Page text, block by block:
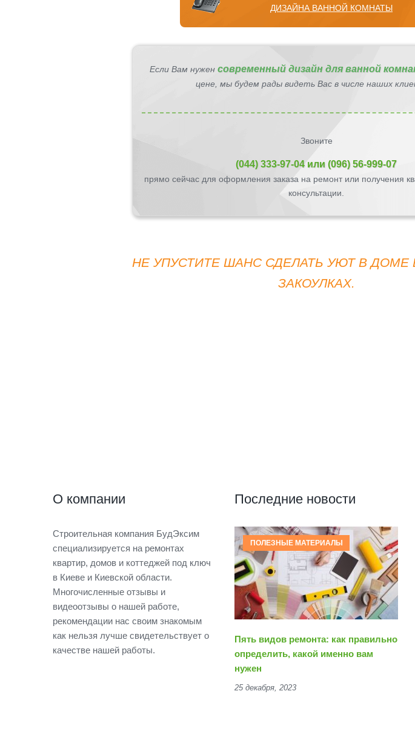
ДИЗАЙНА ВАННОЙ КОМНАТЫ
Если Вам нужен современный дизайн для ванной
цене, мы будем рады видеть Вас в числе наших
Звоните
(044) 333-97-04 или (096) 56-999-07
прямо сейчас для оформления заказа на ремонт или получения
консультации.
НЕ УПУСТИТЕ ШАНС СДЕЛАТЬ УЮТ В ДОМЕ
ЗАКОУЛКАХ.
О компании
Строительная компания БудЭксим
специализируется на ремонтах
квартир, домов и коттеджей под ключ
в Киеве и Киевской области.
Многочисленные отзывы и
видеоотзывы о нашей работе,
рекомендации нас своим знакомым
как нельзя лучше свидетельствует о
качестве нашей работы.
Последние новости
ПОЛЕЗНЫЕ МАТЕРИАЛЫ
Пять видов ремонта: как правильно
определить, какой именно вам
нужен
25 декабря, 2023